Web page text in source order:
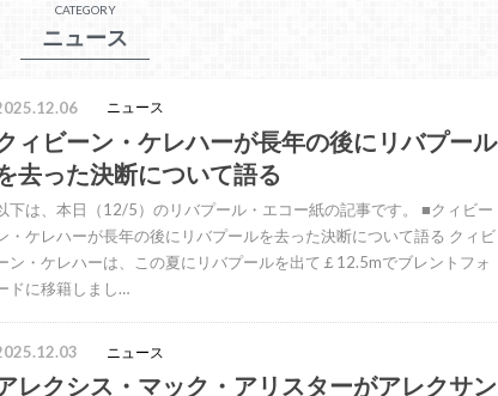
CATEGORY
ニュース
ニュース
ィビーン・ケレハーが長年の後にリバプール
去った決断について語る
下は、本日（12/5）のリバプール・エコー紙の記事です。 ■クィビー
・ケレハーが長年の後にリバプールを去った決断について語る クィビ
ン・ケレハーは、この夏にリバプールを出て￡12.5mでブレントフォ
ドに移籍しまし…
ニュース
レクシス・マック・アリスターがアレクサン